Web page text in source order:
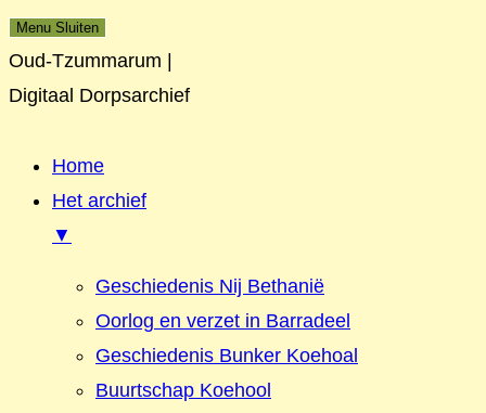
Menu Sluiten
Oud-Tzummarum |
Digitaal Dorpsarchief
Home
Het archief
▼
Geschiedenis Nij Bethanië
Oorlog en verzet in Barradeel
Geschiedenis Bunker Koehoal
Buurtschap Koehool